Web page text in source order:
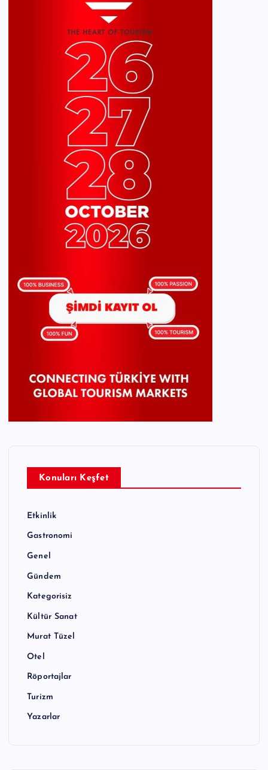
Konuları Keşfet
Etkinlik
Gastronomi
Genel
Gündem
Kategorisiz
Kültür Sanat
Murat Tüzel
Otel
Röportajlar
Turizm
Yazarlar